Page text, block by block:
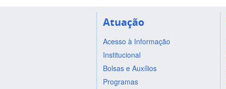
Atuação
Acesso à Informação
Institucional
Bolsas e Auxílios
Programas